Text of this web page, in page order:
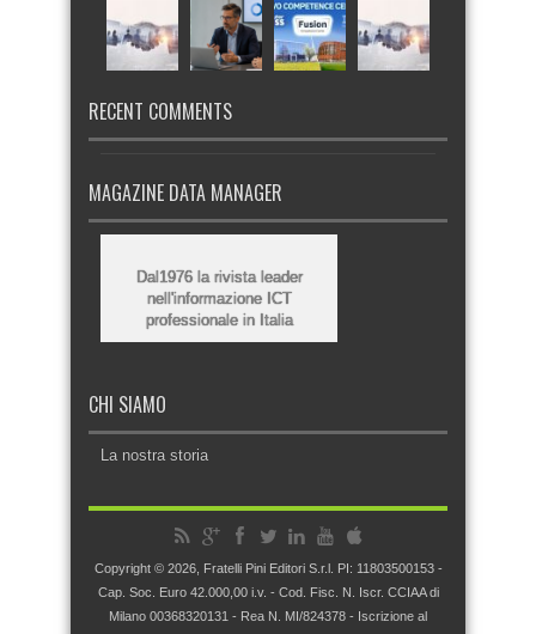
RECENT COMMENTS
MAGAZINE DATA MANAGER
Dal1976 la rivista leader
nell'informazione ICT
professionale in Italia
CHI SIAMO
La nostra storia
Copyright © 2026, Fratelli Pini Editori S.r.l. PI: 11803500153 -
Cap. Soc. Euro 42.000,00 i.v. - Cod. Fisc. N. Iscr. CCIAA di
Milano 00368320131 - Rea N. MI/824378 - Iscrizione al